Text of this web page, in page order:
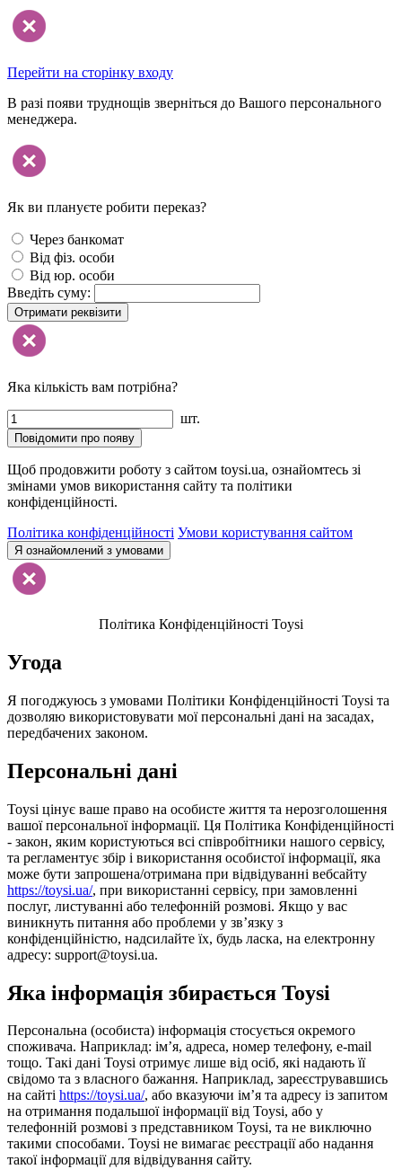
Перейти на сторінку входу
В разі появи труднощів зверніться до Вашого персонального
менеджера.
Як ви плануєте робити переказ?
Через банкомат
Від фіз. особи
Від юр. особи
Введіть суму:
Отримати реквізити
Яка кількість вам потрібна?
шт.
Повідомити про появу
Щоб продовжити роботу з сайтом toysi.ua, ознайомтесь зі
змінами умов використання сайту та політики
конфіденційності.
Політика конфіденційності Умови користування сайтом
Я ознайомлений з умовами
Політика Конфіденційності Toysi
Угода
Я погоджуюсь з умовами Політики Конфіденційності Toysi та
дозволяю використовувати мої персональні дані на засадах,
передбачених законом.
Персональні дані
Toysi цінує ваше право на особисте життя та нерозголошення
вашої персональної інформації. Ця Політика Конфіденційності
- закон, яким користуються всі співробітники нашого сервісу,
та регламентує збір і використання особистої інформації, яка
може бути запрошена/отримана при відвідуванні вебсайту
https://toysi.ua/, при використанні сервісу, при замовленні
послуг, листуванні або телефонній розмові. Якщо у вас
виникнуть питання або проблеми у зв’язку з
конфіденційністю, надсилайте їх, будь ласка, на електронну
адресу: support@toysi.ua.
Яка інформація збирається Toysi
Персональна (особиста) інформація стосується окремого
споживача. Наприклад: ім’я, адреса, номер телефону, e-mail
тощо. Такі дані Toysi отримує лише від осіб, які надають її
свідомо та з власного бажання. Наприклад, зареєструвавшись
на сайті https://toysi.ua/, або вказуючи ім’я та адресу із запитом
на отримання подальшої інформації від Toysi, або у
телефонній розмові з представником Toysi, та не виключно
такими способами. Toysi не вимагає реєстрації або надання
такої інформації для відвідування сайту.